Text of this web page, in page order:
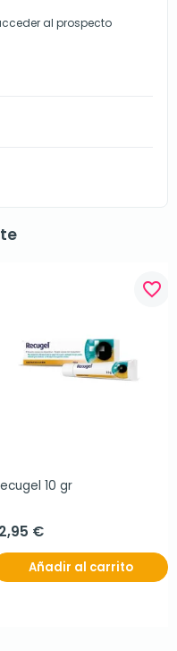
al prospecto
favorite_border
10 gr
€
Añadir al carrito